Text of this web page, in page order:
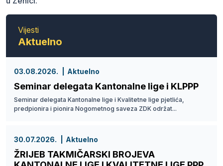
Vijesti
Aktuelno
03.08.2026. Aktuelno
Seminar delegata Kantonalne lige i KLPPP
Seminar delegata Kantonalne lige i Kvalitetne lige pjetlića,
predpionira i pionira Nogometnog saveza ZDK održat...
30.07.2026. Aktuelno
ŽRIJEB TAKMIČARSKI BROJEVA